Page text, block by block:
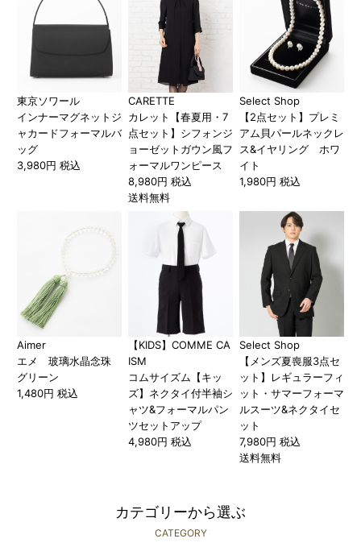
東京ソワール
インナーマグネットジ
ャカードフォーマルバ
ッグ
3,980円 税込
CARETTE
カレット【春夏用・7
点セット】シフォンジ
ョーゼットガウン風フ
ォーマルワンピース
8,980円 税込
送料無料
Select Shop
【2点セット】プレミ
アム貝パールネックレ
ス&イヤリング ホワ
イト
1,980円 税込
Aimer
エメ 玻璃水晶念珠
グリーン
1,480円 税込
【KIDS】COMME CA
ISM
コムサイズム【キッ
ズ】ネクタイ付半袖シ
ャツ&フォーマルパン
ツセットアップ
4,980円 税込
Select Shop
【メンズ夏喪服3点セ
ット】レギュラーフィ
ット・サマーフォーマ
ルスーツ&ネクタイセ
ット
7,980円 税込
送料無料
カテゴリーから選ぶ
CATEGORY